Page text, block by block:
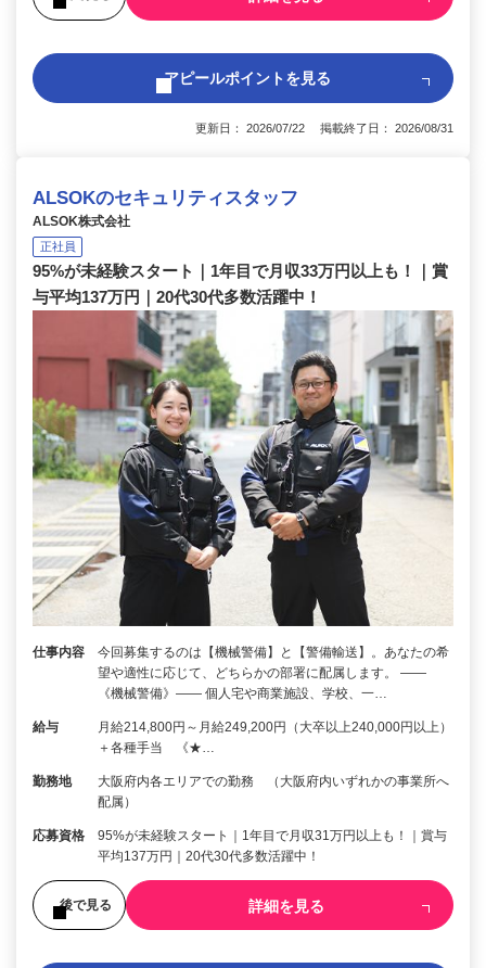
アピールポイントを見る
更新日： 2026/07/22 掲載終了日： 2026/08/31
ALSOKのセキュリティスタッフ
ALSOK株式会社
正社員
95%が未経験スタート｜1年目で月収33万円以上も！｜賞
与平均137万円｜20代30代多数活躍中！
仕事内容
今回募集するのは【機械警備】と【警備輸送】。あなたの希
望や適性に応じて、どちらかの部署に配属します。 ――
《機械警備》―― 個人宅や商業施設、学校、一…
給与
月給214,800円～月給249,200円（大卒以上240,000円以上）
＋各種手当 《★…
勤務地
大阪府内各エリアでの勤務 （大阪府内いずれかの事業所へ
配属）
応募資格
95%が未経験スタート｜1年目で月収31万円以上も！｜賞与
平均137万円｜20代30代多数活躍中！
後で見る 詳細を見る